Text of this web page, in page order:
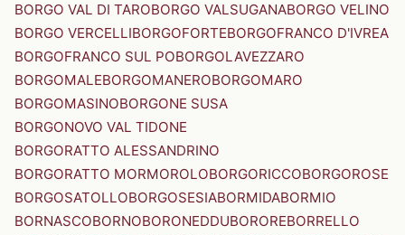
BORGO VAL DI TAROBORGO VALSUGANABORGO VELINO
BORGO VERCELLIBORGOFORTEBORGOFRANCO D'IVREA
BORGOFRANCO SUL POBORGOLAVEZZARO
BORGOMALEBORGOMANEROBORGOMARO
BORGOMASINOBORGONE SUSA
BORGONOVO VAL TIDONE
BORGORATTO ALESSANDRINO
BORGORATTO MORMOROLOBORGORICCOBORGOROSE
BORGOSATOLLOBORGOSESIABORMIDABORMIO
BORNASCOBORNOBORONEDDUBOROREBORRELLO